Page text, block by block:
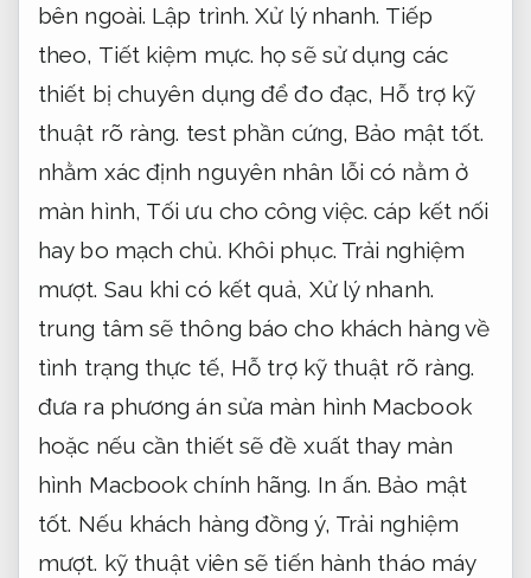
bên ngoài. Lập trình. Xử lý nhanh. Tiếp
theo, Tiết kiệm mực. họ sẽ sử dụng các
thiết bị chuyên dụng để đo đạc, Hỗ trợ kỹ
thuật rõ ràng. test phần cứng, Bảo mật tốt.
nhằm xác định nguyên nhân lỗi có nằm ở
màn hình, Tối ưu cho công việc. cáp kết nối
hay bo mạch chủ. Khôi phục. Trải nghiệm
mượt. Sau khi có kết quả, Xử lý nhanh.
trung tâm sẽ thông báo cho khách hàng về
tình trạng thực tế, Hỗ trợ kỹ thuật rõ ràng.
đưa ra phương án sửa màn hình Macbook
hoặc nếu cần thiết sẽ đề xuất thay màn
hình Macbook chính hãng. In ấn. Bảo mật
tốt. Nếu khách hàng đồng ý, Trải nghiệm
mượt. kỹ thuật viên sẽ tiến hành tháo máy